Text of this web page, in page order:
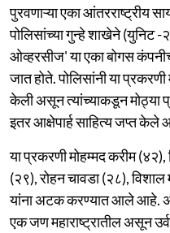
पुरवणाऱ्या एका आंतरराष्ट्रीय
पोलिसांच्या गुन्हे शाखेने (युनिट
ओव्हरसीज' या एका बोगस
जात होते. पोलिसांनी या
केली असून त्यांच्याकडून मोठ्या
इतर आक्षेपार्ह साहित्य जप्त केले
या प्रकरणी मोहम्मद करीम (४२),
(२९), रोहन चावडा (२८),
यांना अटक करण्यात आले आहे.
एक जण महाराष्ट्रातील असून